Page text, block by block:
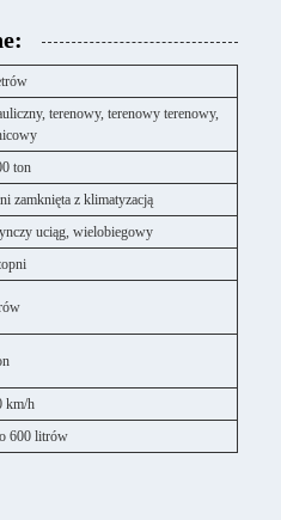
terenowy, terenowy terenowy,
ton
zamknięta z klimatyzacją
uciąg, wielobiegowy
km/h
600 litrów